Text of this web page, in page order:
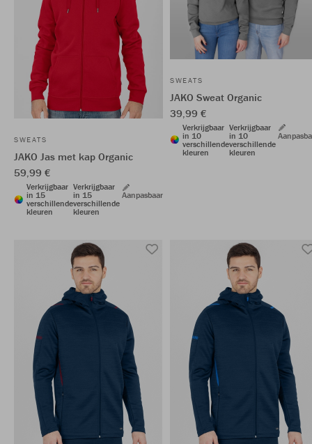
SWEATS
JAKO Jas met kap Organic
59,99 €
Verkrijgbaar
in 15
verschillende
kleuren
Verkrijgbaar
in 15
verschillende
kleuren
Aanpasbaar
SWEATS
JAKO Sweat Organic
39,99 €
Verkrijgbaar
in 10
verschillende
kleuren
Verkrijgbaar
in 10
verschillende
kleuren